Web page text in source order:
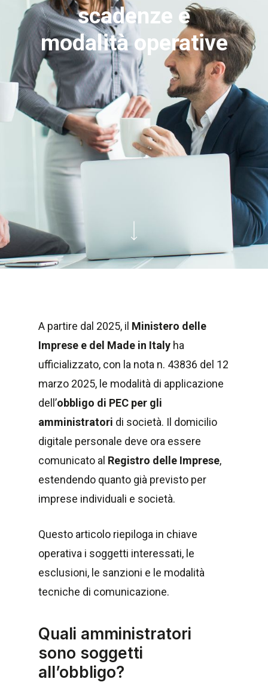
scadenze e
modalità operative
A partire dal 2025, il Ministero delle
Imprese e del Made in Italy ha
ufficializzato, con la nota n. 43836 del 12
marzo 2025, le modalità di applicazione
dell’obbligo di PEC per gli
amministratori di società. Il domicilio
digitale personale deve ora essere
comunicato al Registro delle Imprese,
estendendo quanto già previsto per
imprese individuali e società.
Questo articolo riepiloga in chiave
operativa i soggetti interessati, le
esclusioni, le sanzioni e le modalità
tecniche di comunicazione.
Quali amministratori
sono soggetti
all’obbligo?